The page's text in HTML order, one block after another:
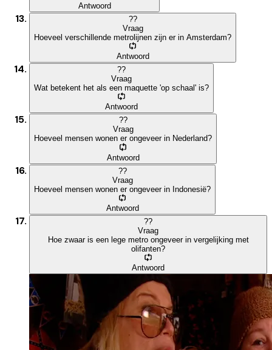
Antwoord
??
Vraag
Hoeveel verschillende metrolijnen zijn er in Amsterdam?
Antwoord
??
Vraag
Wat betekent het als een maquette 'op schaal' is?
Antwoord
??
Vraag
Hoeveel mensen wonen er ongeveer in Nederland?
Antwoord
??
Vraag
Hoeveel mensen wonen er ongeveer in Indonesië?
Antwoord
??
Vraag
Hoe zwaar is een lege metro ongeveer in vergelijking met
olifanten?
Antwoord